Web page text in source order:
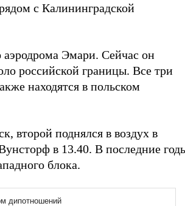
с Калининградской
аэродрома Эмари. Сейчас он
российской границы. Все три
находятся в польском
второй поднялся в воздух в
в 13.40. В последние
блока.